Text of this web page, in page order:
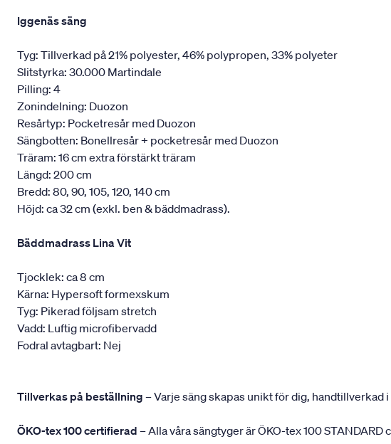
Iggenäs säng
Tyg: Tillverkad på 21% polyester, 46% polypropen, 33% polyeter
Slitstyrka: 30.000 Martindale
Pilling: 4
Zonindelning: Duozon
Resårtyp: Pocketresår med Duozon
Sängbotten: Bonellresår + pocketresår med Duozon
Träram: 16 cm extra förstärkt träram
Längd: 200 cm
Bredd: 80, 90, 105, 120, 140 cm
Höjd: ca 32 cm (exkl. ben & bäddmadrass).
Bäddmadrass Lina Vit
Tjocklek: ca 8 cm
Kärna: Hypersoft formexskum
Tyg: Pikerad följsam stretch
Vadd: Luftig microfibervadd
Fodral avtagbart: Nej
Tillverkas på beställning – Varje säng skapas unikt för dig,
ÖKO-tex 100 certifierad – Alla våra sängtyger är ÖKO-tex 100